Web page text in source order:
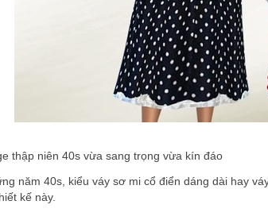
thập niên 40s vừa sang trọng vừa kín đáo
năm 40s, kiểu váy sơ mi cổ điển dáng dài hay
kế này.